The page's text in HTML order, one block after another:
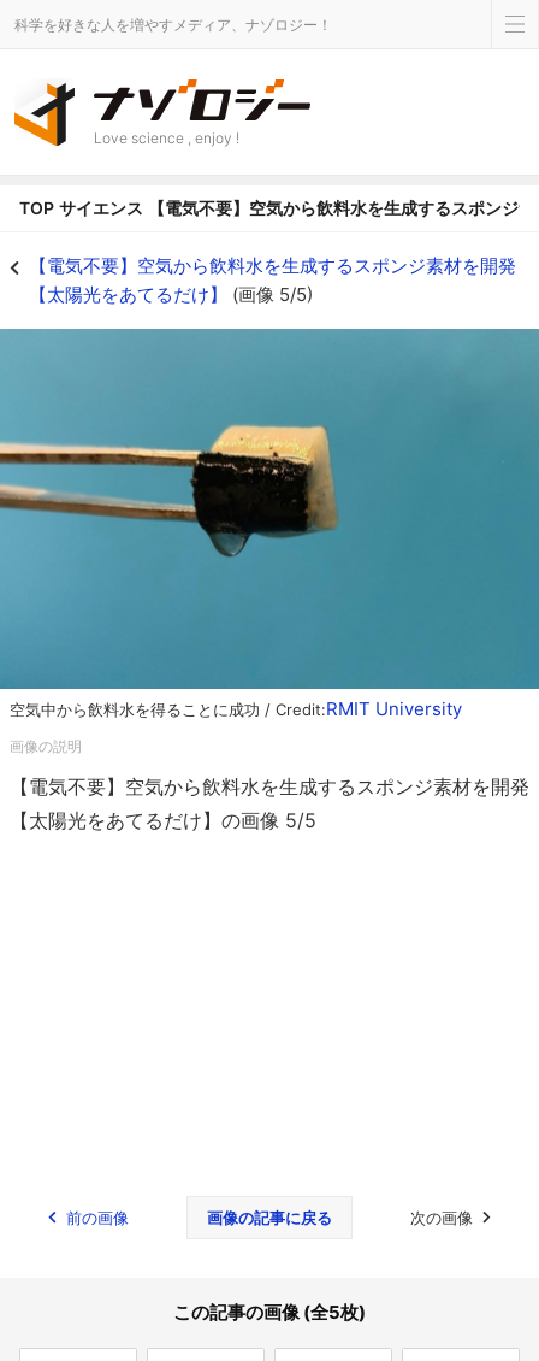
科学を好きな人を増やすメディア、ナゾロジー！
Love science , enjoy !
TOP サイエンス 【電気不要】空気から飲料水を生成するスポンジ
【電気不要】空気から飲料水を生成するスポンジ素材を開発
【太陽光をあてるだけ】 (画像 5/5)
空気中から飲料水を得ることに成功 / Credit:RMIT University
【電気不要】空気から飲料水を生成するスポンジ素材を開発
【太陽光をあてるだけ】の画像 5/5
前の画像 画像の記事に戻る 次の画像
この記事の画像 (全5枚)